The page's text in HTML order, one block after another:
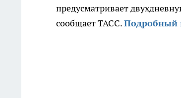
предусматривает
сообщает ТАСС.Подробный